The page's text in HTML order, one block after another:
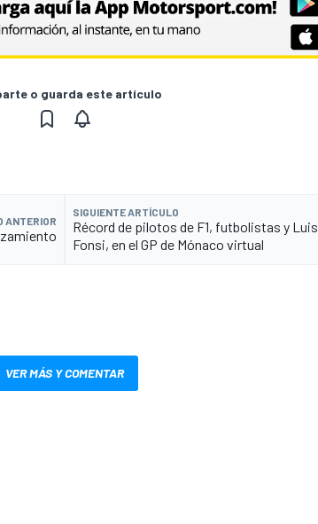
o guarda este artículo
ANTERIOR
SIGUIENTE ARTÍCULO
Récord de pilotos de F1, futbolistas y Luis
Fonsi, en el GP de Mónaco virtual
VER MÁS Y COMENTAR